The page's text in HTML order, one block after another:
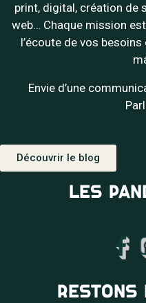
print, digital, création de
web… Chaque mission
l’écoute de vos
Envie d’une
Découvrir le blog
LES
RESTONS